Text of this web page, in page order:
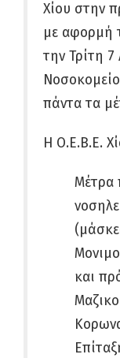
Χίου στην
με αφορμή
την Τρίτη 7
πάντα τα
Η Ο.Ε.Β.Ε.
Μέτρα
και